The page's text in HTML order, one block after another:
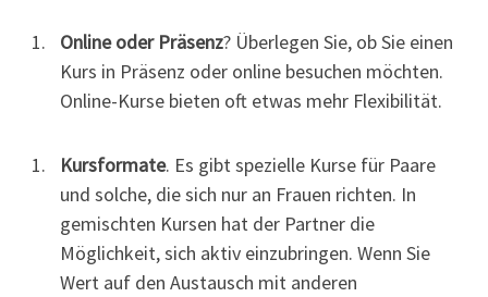
Online oder Präsenz? Überlegen Sie, ob Sie einen
Kurs in Präsenz oder online besuchen möchten.
Online-Kurse bieten oft etwas mehr Flexibilität.
Kursformate. Es gibt spezielle Kurse für Paare
und solche, die sich nur an Frauen richten. In
gemischten Kursen hat der Partner die
Möglichkeit, sich aktiv einzubringen. Wenn Sie
Wert auf den Austausch mit anderen